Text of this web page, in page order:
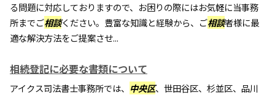
る問題に対応しておりますので、お困りの際にはお気軽に当事務
所までご相談ください。豊富な知識と経験から、ご相談者様に最
適な解決方法をご提案させ...
相続登記に必要な書類について
アイクス司法書士事務所では、 中央区、世田谷区、杉並区、品川